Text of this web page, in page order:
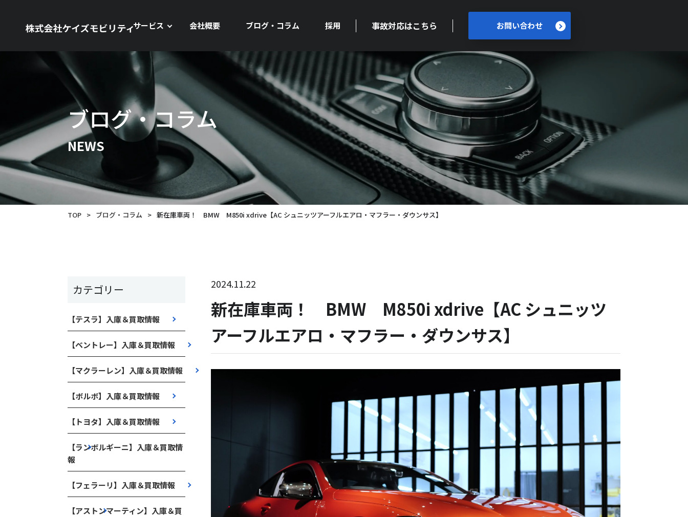
サービス 会社概要 ブログ・コラム 採用 事故対応はこちら お問い合わせ
ブログ・コラム
NEWS
TOP > ブログ・コラム > 新在庫車両！ BMW M850i xdrive【AC シュニッツアーフルエアロ・マフラー・ダウンサス】
カテゴリー
【テスラ】入庫＆買取情報
【ベントレー】入庫＆買取情報
【マクラーレン】入庫＆買取情報
【ボルボ】入庫＆買取情報
【トヨタ】入庫＆買取情報
【ランボルギーニ】入庫＆買取情
報
【フェラーリ】入庫＆買取情報
【アストンマーティン】入庫＆買
2024.11.22
新在庫車両！ BMW M850i xdrive【AC シュニッツ
アーフルエアロ・マフラー・ダウンサス】